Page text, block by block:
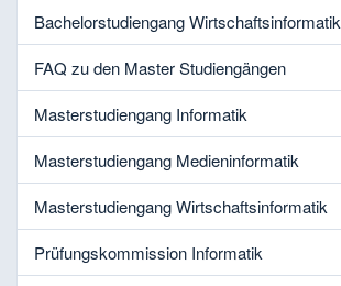
Bachelorstudiengang Wirtschaftsinformatik
FAQ zu den Master Studiengängen
Masterstudiengang Informatik
Masterstudiengang Medieninformatik
Masterstudiengang Wirtschaftsinformatik
Prüfungskommission Informatik